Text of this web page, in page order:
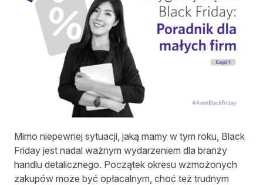
Mimo niepewnej sytuacji, jaką mamy w tym roku, Black
Friday jest nadal ważnym wydarzeniem dla branży
handlu detalicznego. Początek okresu wzmożonych
zakupów może być opłacalnym, choć też trudnym